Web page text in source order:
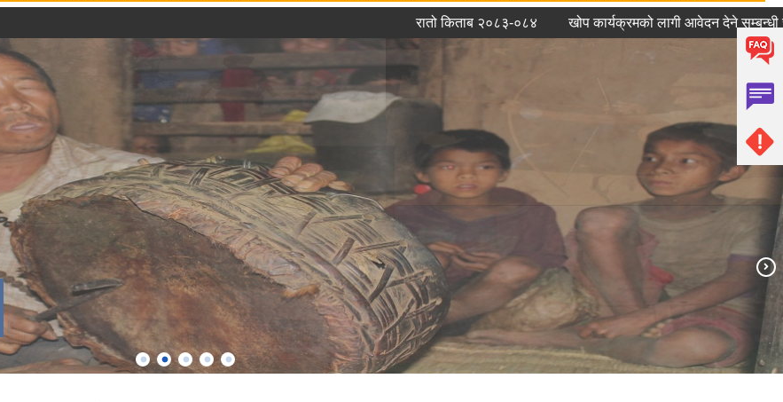
रातो किताब २०८३-०८४ खोप कार्यक्रमको लागी आवेदन देने सम्बन्धी सुचना ।